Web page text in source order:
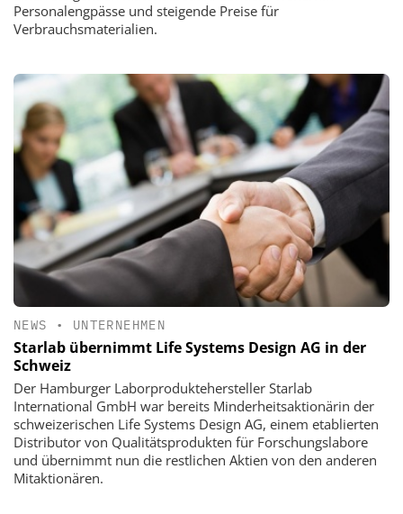
Personalengpässe und steigende Preise für
Verbrauchsmaterialien.
NEWS • UNTERNEHMEN
Starlab übernimmt Life Systems Design AG in der
Schweiz
Der Hamburger Laborproduktehersteller Starlab
International GmbH war bereits Minderheitsaktionärin der
schweizerischen Life Systems Design AG, einem etablierten
Distributor von Qualitätsprodukten für Forschungslabore
und übernimmt nun die restlichen Aktien von den anderen
Mitaktionären.